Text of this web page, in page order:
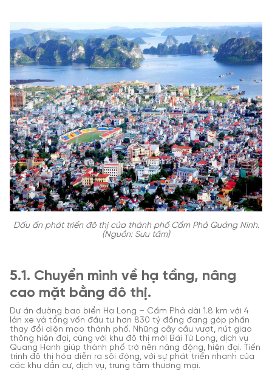
Dấu ấn phát triển đô thị của thành phố Cẩm Phả Quảng Ninh.
(Nguồn: Sưu tầm)
5.1. Chuyển mình về hạ tầng, nâng
cao mặt bằng đô thị.
Dự án đường bao biển Hạ Long – Cẩm Phả dài 1.8 km với 4
làn xe và tổng vốn đầu tư hơn 830 tỷ đồng đang góp phần
thay đổi diện mạo thành phố. Những cây cầu vượt, nút giao
thông hiện đại, cùng với khu đô thị mới Bái Tử Long, dịch vụ
Quang Hanh giúp thành phố trở nên năng động, hiện đại. Tiến
trình đô thị hóa diễn ra sôi động, với sự phát triển nhanh của
các khu dân cư, dịch vụ, trung tâm thương mại.